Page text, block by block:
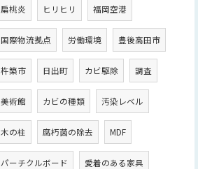
扁桃炎 ヒリヒリ 福岡空港
国際物流拠点 労働環境 豊後高田市
杵築市 日出町 カビ駆除 調査
美術館 カビの種類 汚染レベル
木の柱 腐朽菌の除去 MDF
パーチクルボード 愛着のある家具